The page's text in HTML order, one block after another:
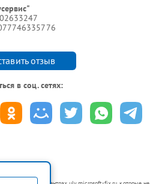
отзыв
в соц. сетях: